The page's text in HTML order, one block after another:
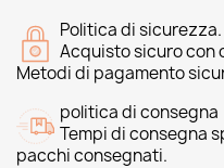
Politica di sicurezza.
Acquisto sicuro con
Metodi di pagamento
politica di consegna
Tempi di consegna
pacchi consegnati.